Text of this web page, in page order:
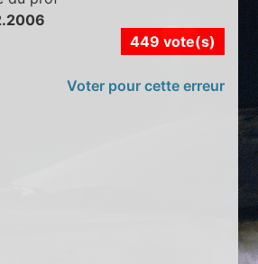
449 vote(s)
Voter pour cette erreur